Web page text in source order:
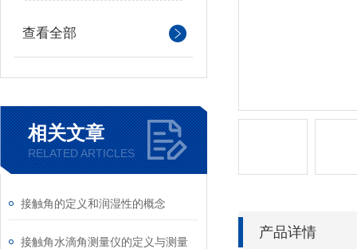
查看全部
相关文章
RELATED ARTICLES
接触角的定义和‌润湿性的概念
接触角水滴角测量仪的定义与测量
产品详情